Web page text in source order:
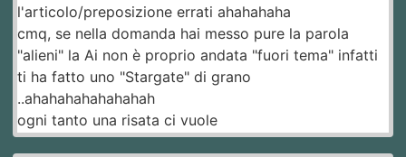
l'articolo/preposizione errati ahahahaha
cmq, se nella domanda hai messo pure la parola
"alieni" la Ai non è proprio andata "fuori tema" infatti
ti ha fatto uno "Stargate" di grano
..ahahahahahahahah
ogni tanto una risata ci vuole